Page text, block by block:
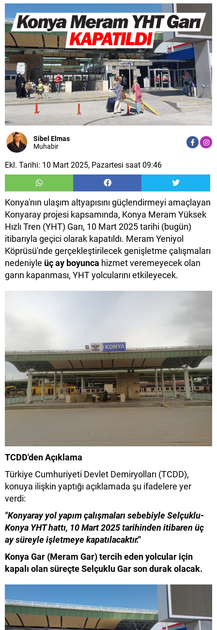
Sibel Elmas
Muhabir
Ekl. Tarihi: 10 Mart 2025, Pazartesi saat 09:46
Konya'nın ulaşım altyapısını güçlendirmeyi amaçlayan
Konyaray projesi kapsamında, Konya Meram Yüksek
Hızlı Tren (YHT) Garı, 10 Mart 2025 tarihi (bugün)
itibarıyla geçici olarak kapatıldı. Meram Yeniyol
Köprüsü'nde gerçekleştirilecek genişletme çalışmaları
nedeniyle üç ay boyunca hizmet veremeyecek olan
garın kapanması, YHT yolcularını etkileyecek.
TCDD'den Açıklama
Türkiye Cumhuriyeti Devlet Demiryolları (TCDD),
konuya ilişkin yaptığı açıklamada şu ifadelere yer
verdi:
"Konyaray yol yapım çalışmaları sebebiyle Selçuklu-
Konya YHT hattı, 10 Mart 2025 tarihinden itibaren üç
ay süreyle işletmeye kapatılacaktır.''
Konya Gar (Meram Gar) tercih eden yolcular için
kapalı olan süreçte Selçuklu Gar son durak olacak.